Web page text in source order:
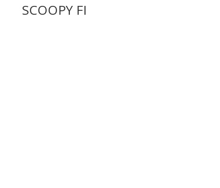
SCOOPY FI